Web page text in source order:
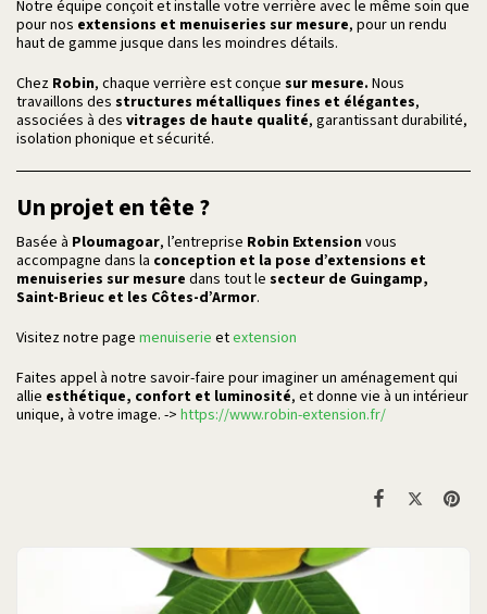
Notre équipe conçoit et installe votre verrière avec le même soin que
pour nos extensions et menuiseries sur mesure, pour un rendu
haut de gamme jusque dans les moindres détails.
Chez Robin, chaque verrière est conçue sur mesure. Nous
travaillons des structures métalliques fines et élégantes,
associées à des vitrages de haute qualité, garantissant durabilité,
isolation phonique et sécurité.
Un projet en tête ?
Basée à Ploumagoar, l’entreprise Robin Extensionvous
accompagne dans la conception et la pose d’extensions et
menuiseries sur mesure dans tout le secteur de Guingamp,
Saint-Brieuc et les Côtes-d’Armor.
Visitez notre page menuiserie etextension
Faites appel à notre savoir-faire pour imaginer un aménagement qui
allie esthétique, confort et luminosité, et donne vie à un intérieur
unique, à votre image. -> https://www.robin-extension.fr/